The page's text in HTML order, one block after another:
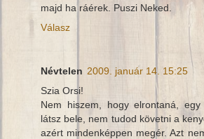
majd ha ráérek. Puszi Neked.
Válasz
Névtelen 2009. január 14. 15:25
Szia Orsi!
Nem hiszem, hogy elrontaná,
látsz bele, nem tudod követni a
azért mindenképpen megér. Azt